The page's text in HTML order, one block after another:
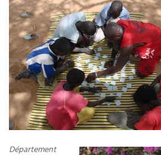
Département